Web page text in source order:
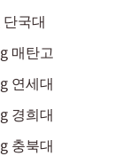
국대
매탄고
연세대
경희대
충북대